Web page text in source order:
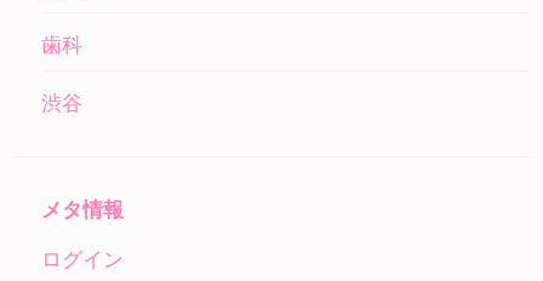
歯科
渋谷
メタ情報
ログイン